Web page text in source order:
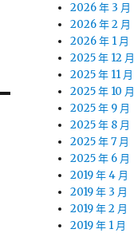
2026 年 3 月
2026 年 2 月
2026 年 1 月
2025 年 12 月
2025 年 11 月
2025 年 10 月
2025 年 9 月
2025 年 8 月
2025 年 7 月
2025 年 6 月
2019 年 4 月
2019 年 3 月
2019 年 2 月
2019 年 1 月